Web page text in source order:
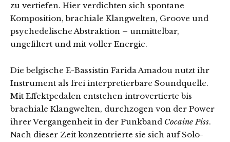
zu vertiefen. Hier verdichten sich spontane
Komposition, brachiale Klangwelten, Groove und
psychedelische Abstraktion – unmittelbar,
ungefiltert und mit voller Energie.
Die belgische E-Bassistin Farida Amadou nutzt ihr
Instrument als frei interpretierbare Soundquelle.
Mit Effektpedalen entstehen introvertierte bis
brachiale Klangwelten, durchzogen von der Power
ihrer Vergangenheit in der Punkband Cocaine Piss.
Nach dieser Zeit konzentrierte sie sich auf Solo-